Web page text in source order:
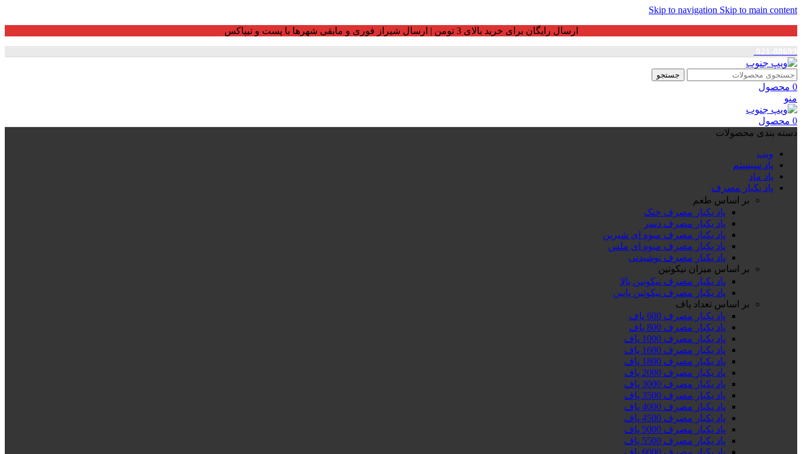
Skip to navigation Skip to main content
ارسال رایگان برای خرید بالای 3 تومن | ارسال شیراز فوری و مابقی شهرها با پست و تیپاکس
جستجو
0 محصول
منو
0 محصول
دسته بندی محصولات
ویپ
پاد سیستم
پاد ماد
پاد یکبار مصرف
بر اساس طعم
پاد یکبار مصرف خنک
پاد یکبار مصرف دسر
پاد یکبار مصرف میوه ای شیرین
پاد یکبار مصرف میوه ای ملس
پاد یکبار مصرف نوشیدنی
بر اساس میزان نیکوتین
پاد یکبار مصرف نیکوتین بالا
پاد یکبار مصرف نیکوتین پایین
بر اساس تعداد پاف
پاد یکبار مصرف 600 پاف
پاد یکبار مصرف 800 پاف
پاد یکبار مصرف 1000 پاف
پاد یکبار مصرف 1600 پاف
پاد یکبار مصرف 1800 پاف
پاد یکبار مصرف 2000 پاف
پاد یکبار مصرف 3000 پاف
پاد یکبار مصرف 3500 پاف
پاد یکبار مصرف 4000 پاف
پاد یکبار مصرف 4500 پاف
پاد یکبار مصرف 5000 پاف
پاد یکبار مصرف 5500 پاف
پاد یکبار مصرف 6000 پاف